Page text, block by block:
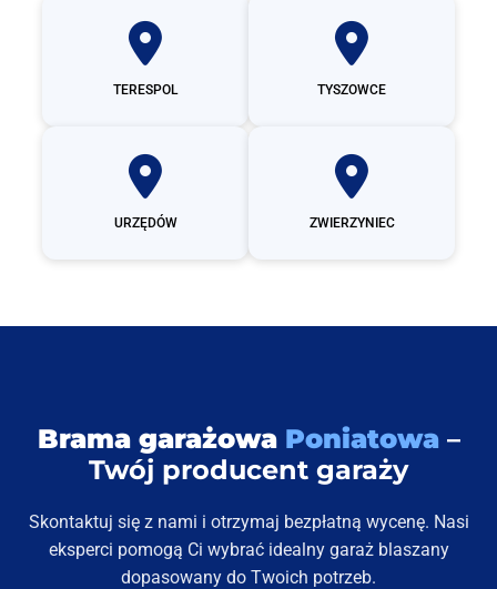
TERESPOL TYSZOWCE
URZĘDÓW ZWIERZYNIEC
Brama garażowa Poniatowa–
Twój producent garaży
Skontaktuj się z nami i otrzymaj bezpłatną wycenę. Nasi
eksperci pomogą Ci wybrać idealny garaż blaszany
dopasowany do Twoich potrzeb.